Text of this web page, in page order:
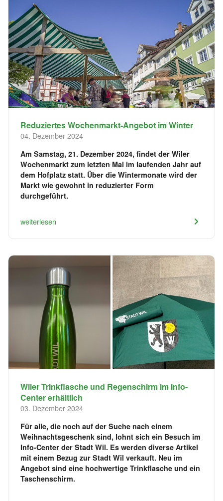
Reduziertes Wochenmarkt-Angebot im Winter
04. Dezember 2024
Am Samstag, 21. Dezember 2024, findet der Wiler
Wochenmarkt zum letzten Mal im laufenden Jahr auf
dem Hofplatz statt. Über die Wintermonate wird der
Markt wie gewohnt in reduzierter Form
durchgeführt.
weiterlesen
Wiler Trinkflasche und Regenschirm im Info-
Center erhältlich
03. Dezember 2024
Für alle, die noch auf der Suche nach einem
Weihnachtsgeschenk sind, lohnt sich ein Besuch im
Info-Center der Stadt Wil. Es werden diverse Artikel
mit einem Bezug zur Stadt Wil verkauft. Neu im
Angebot sind eine hochwertige Trinkflasche und ein
Taschenschirm.